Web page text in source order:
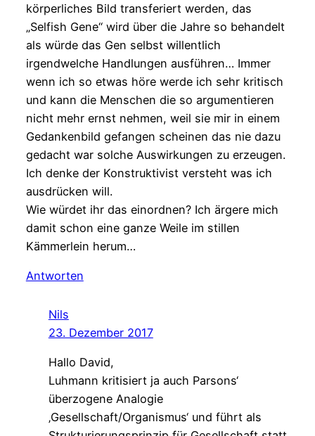
körperliches Bild transferiert werden, das
„Selfish Gene“ wird über die Jahre so behandelt
als würde das Gen selbst willentlich
irgendwelche Handlungen ausführen… Immer
wenn ich so etwas höre werde ich sehr kritisch
und kann die Menschen die so argumentieren
nicht mehr ernst nehmen, weil sie mir in einem
Gedankenbild gefangen scheinen das nie dazu
gedacht war solche Auswirkungen zu erzeugen.
Ich denke der Konstruktivist versteht was ich
ausdrücken will.
Wie würdet ihr das einordnen? Ich ärgere mich
damit schon eine ganze Weile im stillen
Kämmerlein herum…
Antworten
Nils
23. Dezember 2017
Hallo David,
Luhmann kritisiert ja auch Parsons‘
überzogene Analogie
‚Gesellschaft/Organismus‘ und führt als